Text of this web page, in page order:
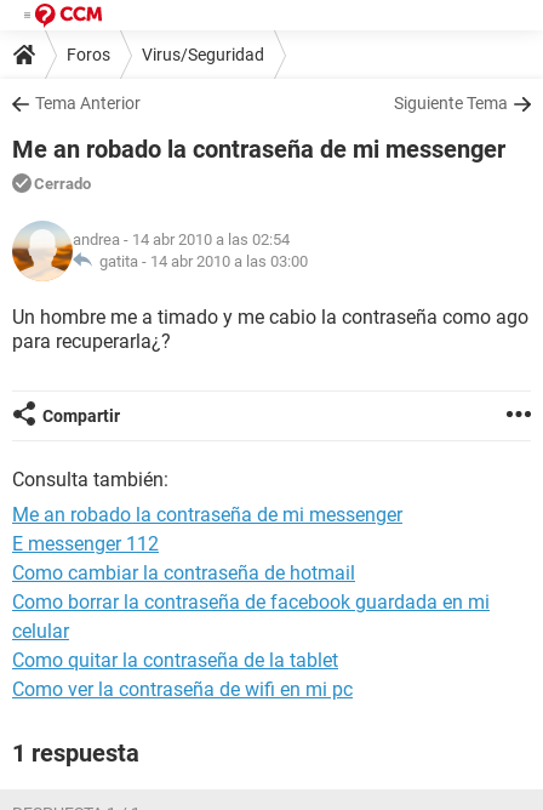
Foros Virus/Seguridad
Tema Anterior Siguiente Tema
Me an robado la contraseña de mi messenger
Cerrado
andrea - 14 abr 2010 a las 02:54
gatita - 14 abr 2010 a las 03:00
Un hombre me a timado y me cabio la contraseña como ago
para recuperarla¿?
Compartir
Consulta también:
Me an robado la contraseña de mi messenger
E messenger 112
Como cambiar la contraseña de hotmail
Como borrar la contraseña de facebook guardada en mi
celular
Como quitar la contraseña de la tablet
Como ver la contraseña de wifi en mi pc
1 respuesta